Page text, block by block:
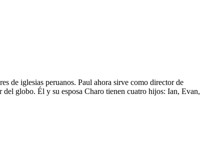
de iglesias peruanos. Paul ahora sirve como director de
globo. Él y su esposa Charo tienen cuatro hijos: Ian, Evan,